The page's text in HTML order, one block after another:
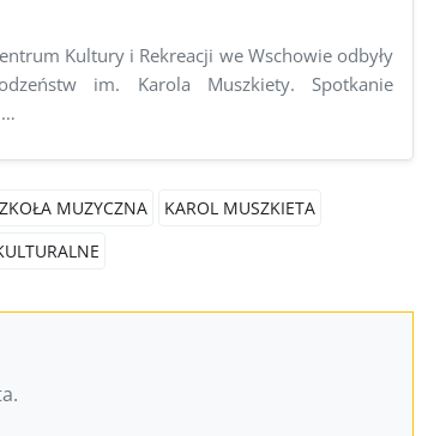
Kultury i Rekreacji we Wschowie odbyły
im. Karola Muszkiety. Spotkanie
MUZYCZNA
KAROL MUSZKIETA